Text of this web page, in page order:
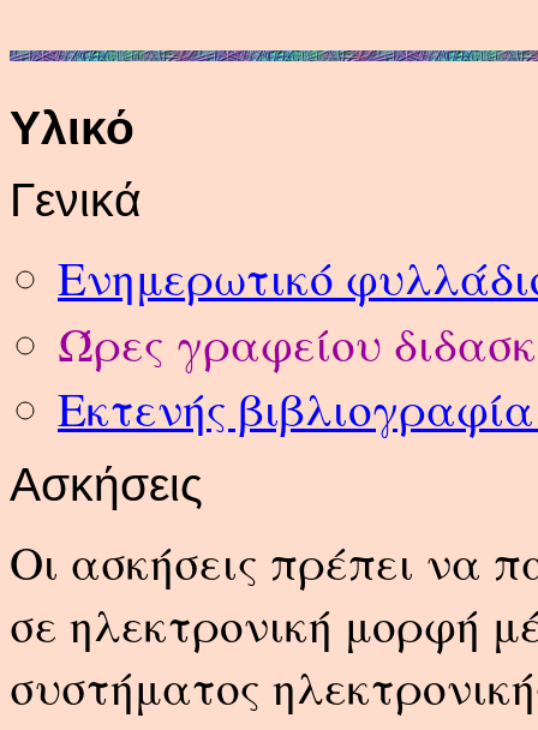
Υλικό
Γενικά
Ενημερωτικό
Ώρες γραφείου
Εκτενής
Ασκήσεις
Οι ασκήσεις πρέπει να
σε ηλεκτρονική μορφή
συστήματος